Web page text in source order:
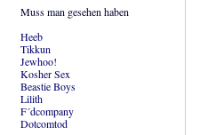
Muss man gesehen haben
Heeb
Tikkun
Jewhoo!
Kosher Sex
Beastie Boys
Lilith
F´dcompany
Dotcomtod